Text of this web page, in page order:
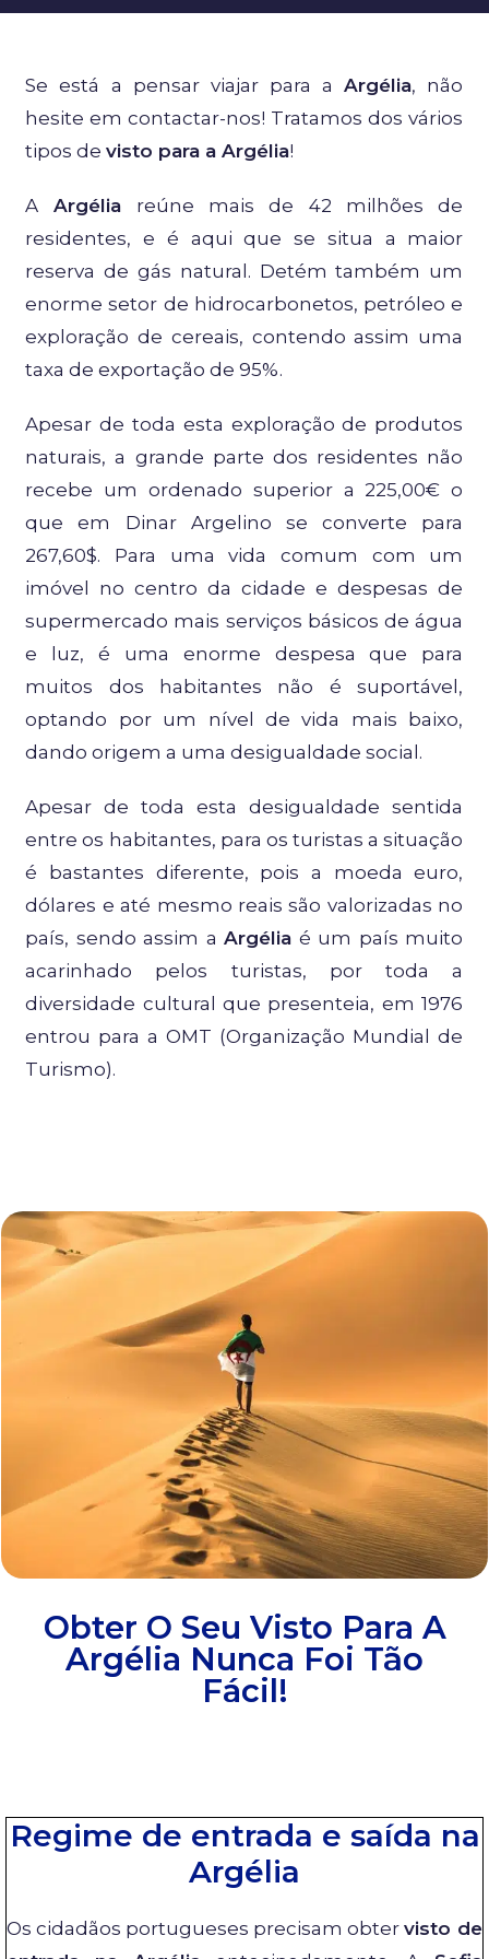
Se está a pensar viajar para aArgélia, não
hesite em contactar-nos! Tratamos dos vários
tipos devisto para a Argélia!
A Argélia reúne mais de 42 milhões de
residentes, e é aqui que se situa a maior
reserva de gás natural. Detém também um
enorme setor de hidrocarbonetos, petróleo e
exploração de cereais, contendo assim uma
taxa de exportação de 95%.
Apesar de toda esta exploração de produtos
naturais, a grande parte dos residentes não
recebe um ordenado superior a 225,00€ o
que em Dinar Argelino se converte para
267,60$. Para uma vida comum com um
imóvel no centro da cidade e despesas de
supermercado mais serviços básicos de água
e luz, é uma enorme despesa que para
muitos dos habitantes não é suportável,
optando por um nível de vida mais baixo,
dando origem a uma desigualdade social.
Apesar de toda esta desigualdade sentida
entre os habitantes, para os turistas a situação
é bastantes diferente, pois a moeda euro,
dólares e até mesmo reais são valorizadas no
país, sendo assim aArgélia é um país muito
acarinhado pelos turistas, por toda a
diversidade cultural que presenteia, em 1976
entrou para a OMT (Organização Mundial de
Turismo).
Obter O Seu Visto Para A
Argélia Nunca Foi Tão
Fácil!
Regime de entrada e saída na
Argélia
Os cidadãos portugueses precisam obter visto de